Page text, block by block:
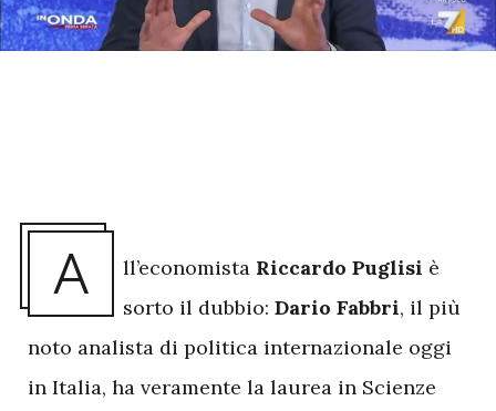
A ll’economista Riccardo Puglisi è
sorto il dubbio: Dario Fabbri, il più
noto analista di politica internazionale oggi
in Italia, ha veramente la laurea in Scienze